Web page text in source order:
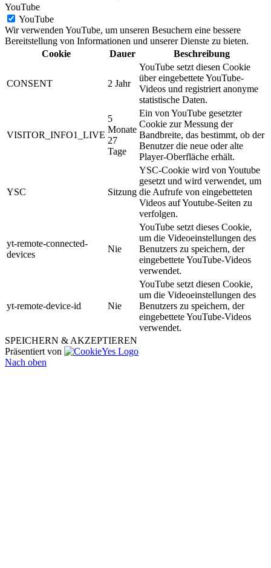
YouTube
YouTube
Wir verwenden YouTube, um unseren Besuchern eine bessere
Bereitstellung von Informationen und unserer Dienste zu bieten.
Cookie
Dauer Beschreibung
CONSENT 2 Jahr
YouTube setzt diesen Cookie
über eingebettete YouTube-
Videos und registriert anonyme
statistische Daten.
VISITOR_INFO1_LIVE
5
Monate
27
Tage
Ein von YouTube gesetzter
Cookie zur Messung der
Bandbreite, das bestimmt, ob der
Benutzer die neue oder alte
Player-Oberfläche erhält.
YSC Sitzung
YSC-Cookie wird von Youtube
gesetzt und wird verwendet, um
die Aufrufe von eingebetteten
Videos auf Youtube-Seiten zu
verfolgen.
yt-remote-connected-
devices
Nie
YouTube setzt dieses Cookie,
um die Videoeinstellungen des
Benutzers zu speichern, der
eingebettete YouTube-Videos
verwendet.
yt-remote-device-id Nie
YouTube setzt diesen Cookie,
um die Videoeinstellungen des
Benutzers zu speichern, der
eingebettete YouTube-Videos
verwendet.
SPEICHERN & AKZEPTIEREN
Präsentiert von
Nach oben